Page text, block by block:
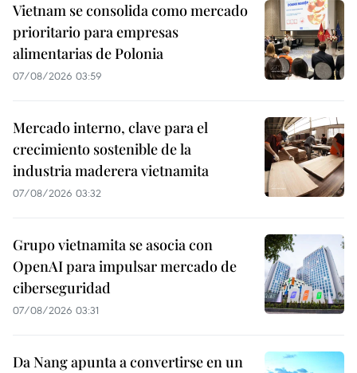
Vietnam se consolida como mercado
prioritario para empresas
alimentarias de Polonia
07/08/2026 03:59
Mercado interno, clave para el
crecimiento sostenible de la
industria maderera vietnamita
07/08/2026 03:32
Grupo vietnamita se asocia con
OpenAI para impulsar mercado de
ciberseguridad
07/08/2026 03:31
Da Nang apunta a convertirse en un